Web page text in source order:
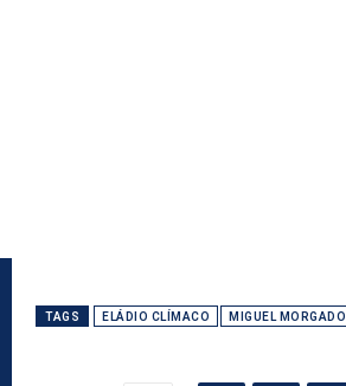
TAGS ELÁDIO CLÍMACO MIGUEL MORGADO